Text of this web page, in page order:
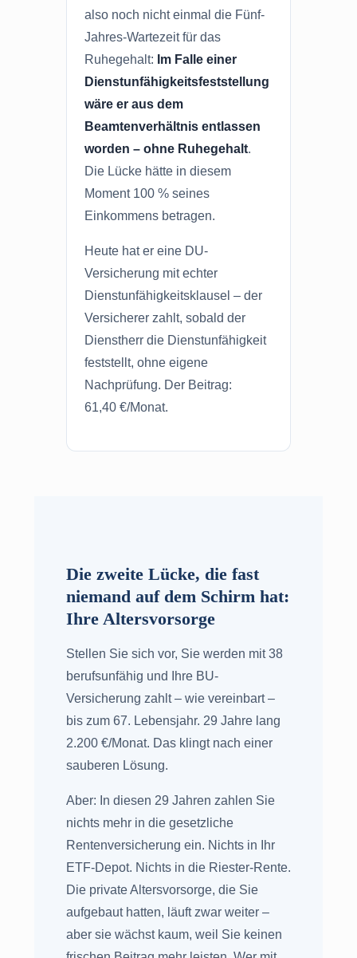
also noch nicht einmal die Fünf-
Jahres-Wartezeit für das
Ruhegehalt: Im Falle einer
Dienstunfähigkeitsfeststellung
wäre er aus dem
Beamtenverhältnis entlassen
worden – ohne Ruhegehalt.
Die Lücke hätte in diesem
Moment 100 % seines
Einkommens betragen.
Heute hat er eine DU-
Versicherung mit echter
Dienstunfähigkeitsklausel – der
Versicherer zahlt, sobald der
Dienstherr die Dienstunfähigkeit
feststellt, ohne eigene
Nachprüfung. Der Beitrag:
61,40 €/Monat.
Die zweite Lücke, die fast
niemand auf dem Schirm hat:
Ihre Altersvorsorge
Stellen Sie sich vor, Sie werden mit 38
berufsunfähig und Ihre BU-
Versicherung zahlt – wie vereinbart –
bis zum 67. Lebensjahr. 29 Jahre lang
2.200 €/Monat. Das klingt nach einer
sauberen Lösung.
Aber: In diesen 29 Jahren zahlen Sie
nichts mehr in die gesetzliche
Rentenversicherung ein. Nichts in Ihr
ETF-Depot. Nichts in die Riester-Rente.
Die private Altersvorsorge, die Sie
aufgebaut hatten, läuft zwar weiter –
aber sie wächst kaum, weil Sie keinen